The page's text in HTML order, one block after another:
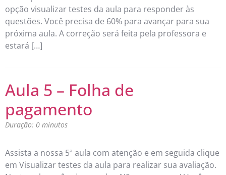
opção visualizar testes da aula para responder às
questões. Você precisa de 60% para avançar para sua
próxima aula. A correção será feita pela professora e
estará […]
Aula 5 – Folha de
pagamento
Duração: 0 minutos
Assista a nossa 5ª aula com atenção e em seguida clique
em Visualizar testes da aula para realizar sua avaliação.